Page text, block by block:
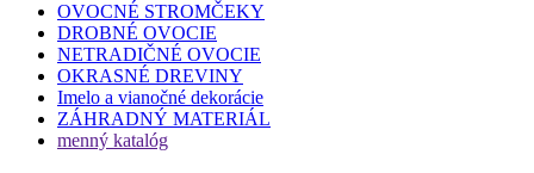
OVOCNÉ STROMČEKY
DROBNÉ OVOCIE
NETRADIČNÉ OVOCIE
OKRASNÉ DREVINY
Imelo a vianočné dekorácie
ZÁHRADNÝ MATERIÁL
menný katalóg